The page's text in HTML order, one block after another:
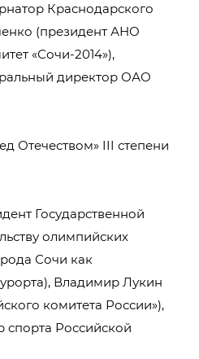
Краснодарского
(президент АНО
«Сочи-2014»),
директор ОАО
Отечеством» III степени
Государственной
олимпийских
Сочи как
Владимир Лукин
комитета России»),
спорта Российской